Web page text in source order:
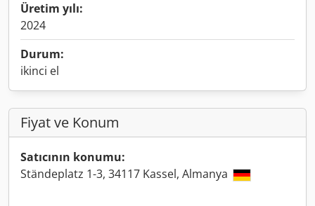
Üretim yılı:
2024
Durum:
ikinci el
Fiyat ve Konum
Satıcının konumu:
Ständeplatz 1-3, 34117 Kassel, Almanya